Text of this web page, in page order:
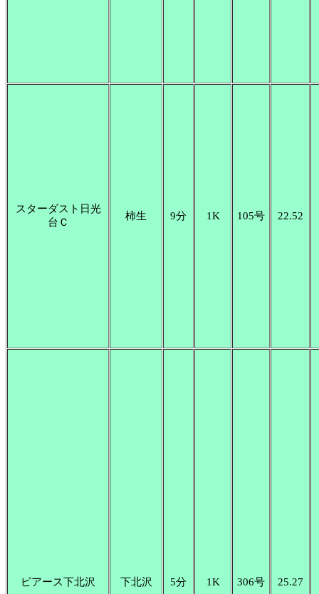
スターダスト日光
台Ｃ
柿生 9分 1K 105号 22.52
ピアース下北沢 下北沢 5分 1K 306号 25.27